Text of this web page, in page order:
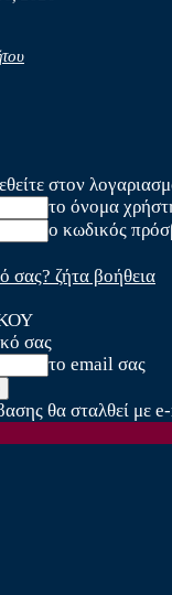
στον
το όνομα
ο κωδικός
σας? ζήτα βοήθεια
σας
το email σας
θα σταλθεί με